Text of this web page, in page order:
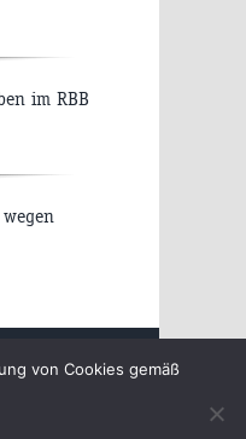
im RBB
von Cookies gemäß